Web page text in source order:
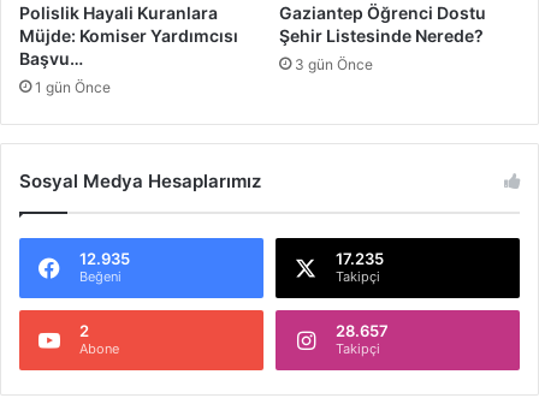
e
n
l
i
i
C
a
Polislik Hayali Kuranlara
Müjde: Komiser Yardımcısı
Başvu…
1 gün Önce
Gaziantep Öğrenci Dostu
Şehir Listesinde Nerede?
3 gün Önce
Sosyal Medya Hesaplarımız
12.935
Beğeni
17.235
Takipçi
2
Abone
28.657
Takipçi